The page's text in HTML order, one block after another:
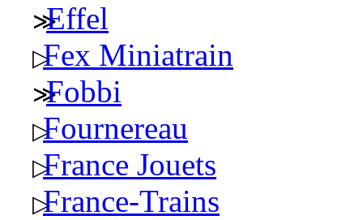
Effel
Fex Miniatrain
Fobbi
Fournereau
France Jouets
France-Trains